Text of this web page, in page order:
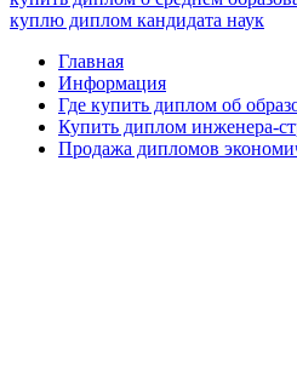
куплю диплом кандидата наук
Главная
Информация
Где купить диплом об
Купить диплом инженера-
Продажа дипломов